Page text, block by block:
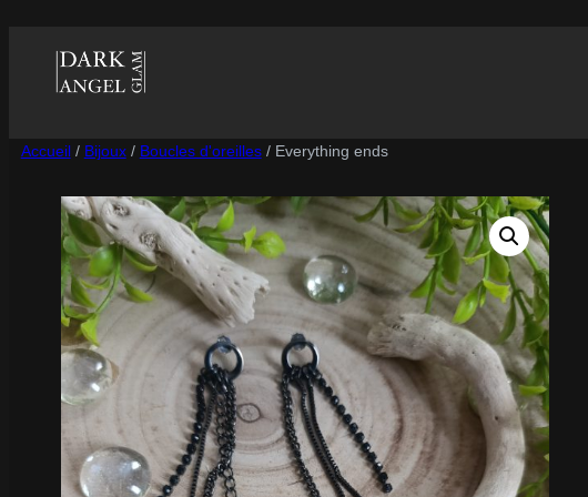
Accueil/ Bijoux/ Boucles d'oreilles/ Everything ends